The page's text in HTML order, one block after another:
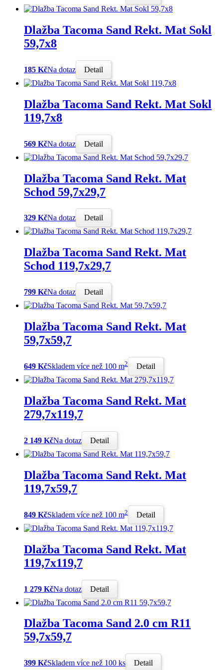
Dlažba Tacoma Sand Rekt. Mat Sokl
59,7x8
185 KčNa dotaz Detail
Dlažba Tacoma Sand Rekt. Mat Sokl
119,7x8
569 KčNa dotaz Detail
Dlažba Tacoma Sand Rekt. Mat
Schod 59,7x29,7
329 KčNa dotaz Detail
Dlažba Tacoma Sand Rekt. Mat
Schod 119,7x29,7
799 KčNa dotaz Detail
Dlažba Tacoma Sand Rekt. Mat
59,7x59,7
649 KčSkladem více než 100 m2 Detail
Dlažba Tacoma Sand Rekt. Mat
279,7x119,7
2 149 KčNa dotaz Detail
Dlažba Tacoma Sand Rekt. Mat
119,7x59,7
849 KčSkladem více než 100 m2 Detail
Dlažba Tacoma Sand Rekt. Mat
119,7x119,7
1 279 KčNa dotaz Detail
Dlažba Tacoma Sand 2.0 cm R11
59,7x59,7
399 KčSkladem více než 100 ks Detail